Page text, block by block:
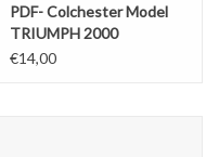
PDF- Colchester Model
TRIUMPH 2000
€14,00